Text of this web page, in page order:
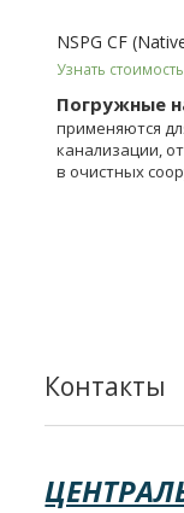
NSPG CF
Узнать стоимость
Погружные
применяются
канализации,
в очистных
Контакты